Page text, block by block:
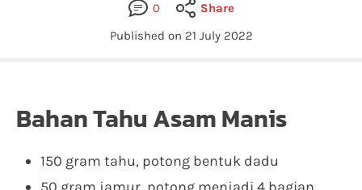
0
Share
Published on 21 July 2022
Bahan Tahu Asam Manis
150 gram tahu, potong bentuk dadu